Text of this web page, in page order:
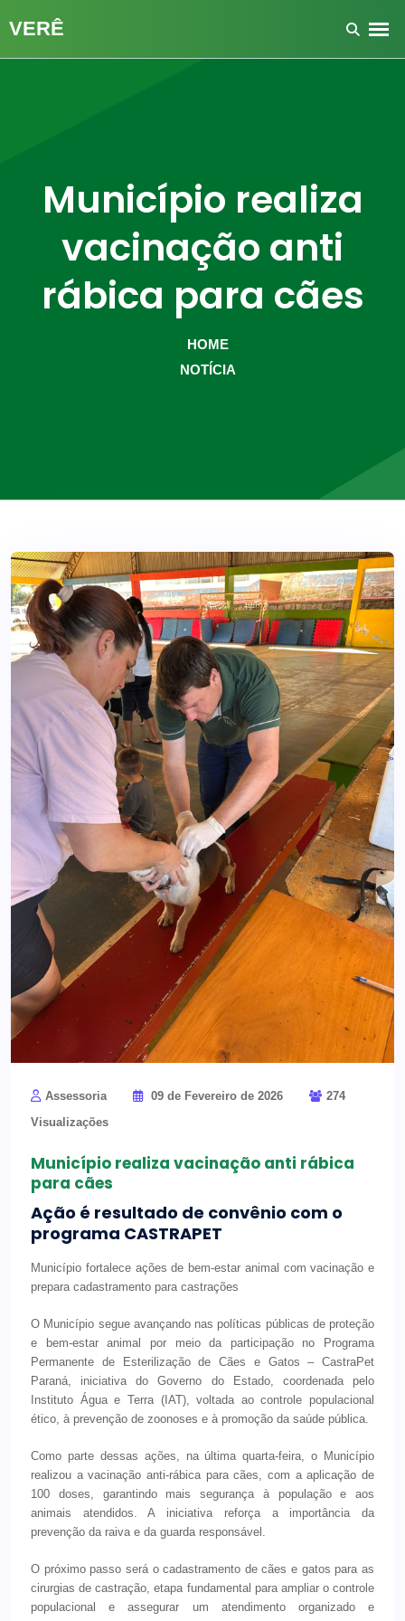
Município realiza
vacinação anti
rábica para cães
HOME
NOTÍCIA
Assessoria 09 de Fevereiro de 2026
274
Visualizações
Município realiza vacinação anti rábica
para cães
Ação é resultado de convênio com o
programa CASTRAPET
Município fortalece ações de bem-estar animal com vacinação e
prepara cadastramento para castrações
O Município segue avançando nas políticas públicas de proteção
e bem-estar animal por meio da participação no Programa
Permanente de Esterilização de Cães e Gatos – CastraPet
Paraná, iniciativa do Governo do Estado, coordenada pelo
Instituto Água e Terra (IAT), voltada ao controle populacional
ético, à prevenção de zoonoses e à promoção da saúde pública.
Como parte dessas ações, na última quarta-feira, o Município
realizou a vacinação anti-rábica para cães, com a aplicação de
100 doses, garantindo mais segurança à população e aos
animais atendidos. A iniciativa reforça a importância da
prevenção da raiva e da guarda responsável.
O próximo passo será o cadastramento de cães e gatos para as
cirurgias de castração, etapa fundamental para ampliar o controle
populacional e assegurar um atendimento organizado e